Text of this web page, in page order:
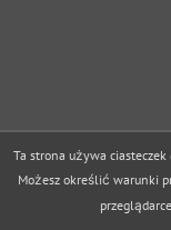
Ta strona używa
Możesz określić warunki